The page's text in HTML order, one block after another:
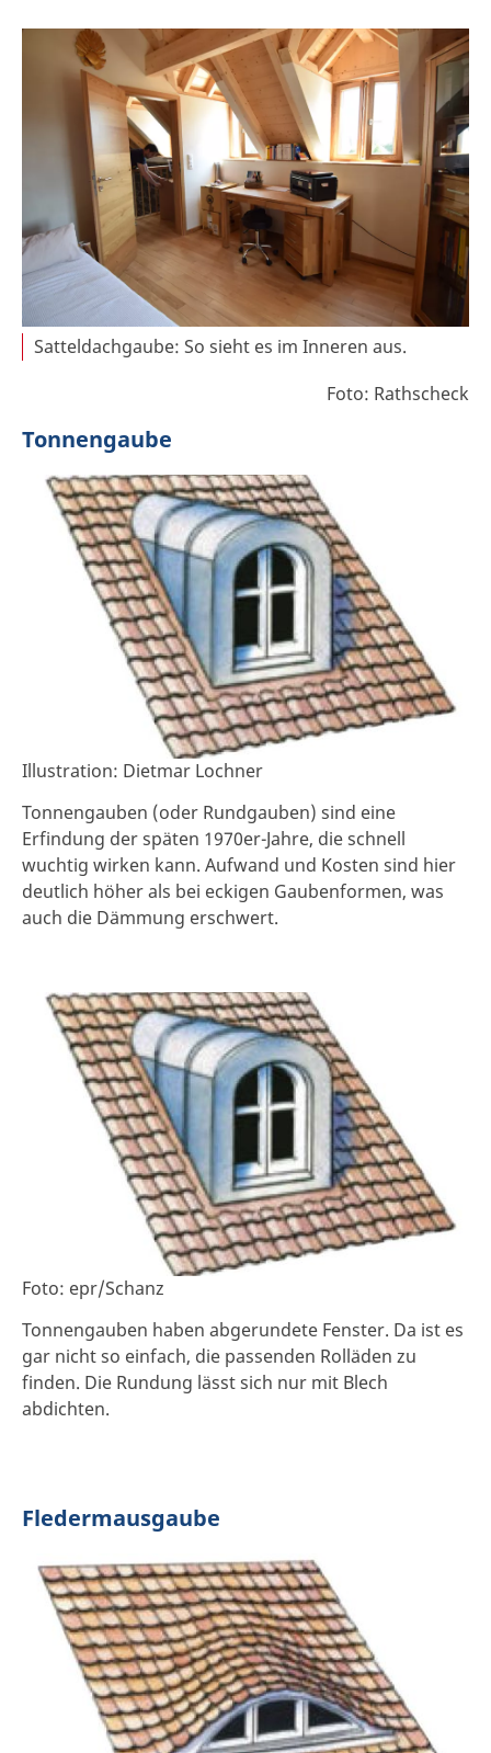
Satteldachgaube: So sieht es im Inneren aus.
Foto: Rathscheck
Tonnengaube
Illustration: Dietmar Lochner
Tonnengauben (oder Rundgauben) sind eine
Erfindung der späten 1970er-Jahre, die schnell
wuchtig wirken kann. Aufwand und Kosten sind hier
deutlich höher als bei eckigen Gaubenformen, was
auch die Dämmung erschwert.
Foto: epr/Schanz
Tonnengauben haben abgerundete Fenster. Da ist es
gar nicht so einfach, die passenden Rolläden zu
finden. Die Rundung lässt sich nur mit Blech
abdichten.
Fledermausgaube